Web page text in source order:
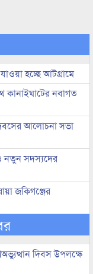
হচ্ছে আটগ্রামে
কানাইঘাটের নবাগত
আলোচনা সভা
নতুন সদস্যদের
জকিগঞ্জের
দিবস উপলক্ষে